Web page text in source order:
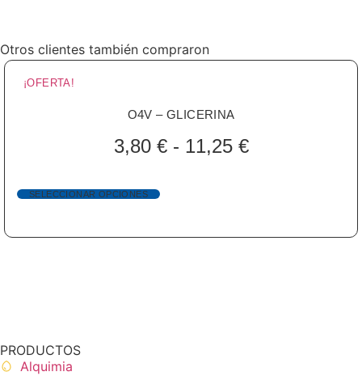
Otros clientes también compraron
¡OFERTA!
O4V – GLICERINA
3,80 € - 11,25 €
SELECCIONAR OPCIONES
PRODUCTOS
Alquimia